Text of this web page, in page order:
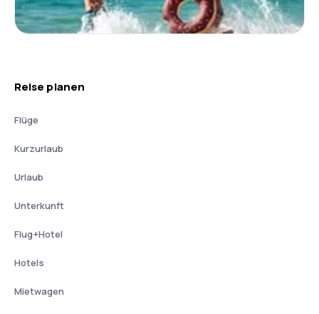
Reise planen
Flüge
Kurzurlaub
Urlaub
Unterkunft
Flug+Hotel
Hotels
Mietwagen